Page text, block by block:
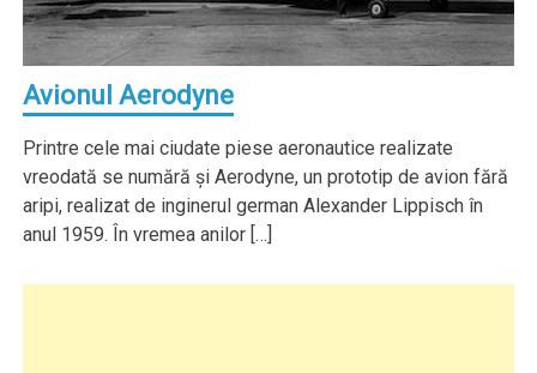
Avionul Aerodyne
Printre cele mai ciudate piese aeronautice realizate
vreodată se numără şi Aerodyne, un prototip de avion fără
aripi, realizat de inginerul german Alexander Lippisch în
anul 1959. În vremea anilor […]